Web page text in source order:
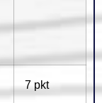
7 pkt